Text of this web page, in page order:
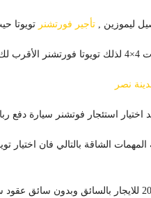
تأجير فورتشنر تويوتا
لك
نصر
استئجار فوتشنر سيارة دفع رباعي
الشاقة بالتالي فان اختيار